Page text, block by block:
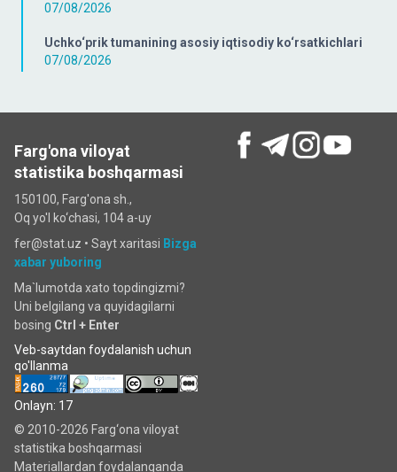
07/08/2026
Uchko‘prik tumanining asosiy iqtisodiy ko‘rsatkichlari
07/08/2026
Farg'ona viloyat
statistika boshqarmasi
150100, Farg'ona sh.,
Oq yo'l ko‘chаsi, 104 a-uy
fer@stat.uz • Sayt xaritasi Bizga
xabar yuboring
Ma`lumotda xato topdingizmi?
Uni belgilang va quyidagilarni
bosing Ctrl + Enter
Veb-saytdan foydalanish uchun
qo'llanma
Onlayn: 17
© 2010-2026 Farg‘ona viloyat
statistika boshqarmasi
Materiallardan foydalanganda